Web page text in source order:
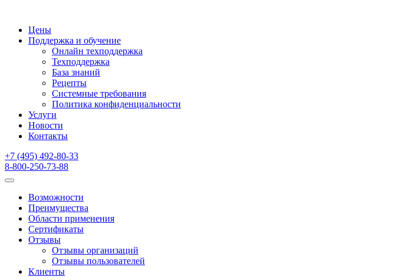
Цены
Поддержка и обучение
Онлайн техподдержка
Техподдержка
База знаний
Рецепты
Системные требования
Политика конфиденциальности
Услуги
Новости
Контакты
+7 (495) 492-80-33
8-800-250-73-88
Возможности
Преимущества
Области применения
Сертификаты
Отзывы
Отзывы организаций
Отзывы пользователей
Клиенты